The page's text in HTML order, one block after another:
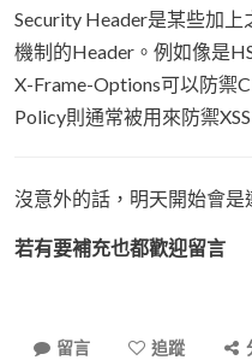
Security Header是某些加
機制的Header。例如像是
X-Frame-Options可以防禦
Policy則通常被用來防禦XSS
沒意外的話，明天開始會
若有要補充也都歡迎留言
留言 追蹤